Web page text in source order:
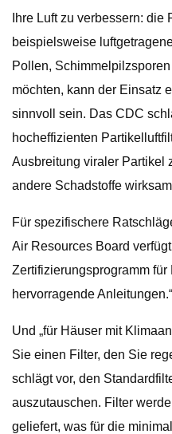
Ihre Luft zu verbessern: die
beispielsweise
Pollen,
möchten, kann der Einsatz
sinnvoll sein. Das CDC
hocheffizienten
Ausbreitung viraler Partikel
andere Schadstoffe
Für spezifischere
Air Resources Board
Zertifizierungsprogramm
hervorragende Anleitungen.“
Und „für Häuser mit
Sie einen Filter, den Sie
schlägt vor, den
auszutauschen. Filter
geliefert, was für die